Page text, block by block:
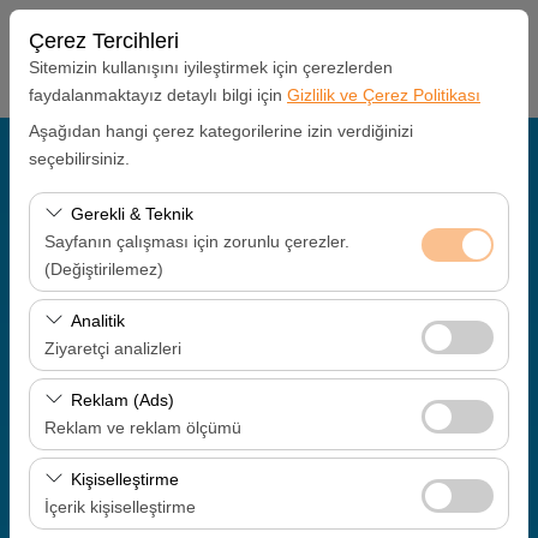
Çerez Tercihleri
Sitemizin kullanışını iyileştirmek için çerezlerden
faydalanmaktayız detaylı bilgi için Gizlilik ve Çerez Politikası
Aşağıdan hangi çerez kategorilerine izin verdiğinizi
seçebilirsiniz.
Gerekli & Teknik
Sayfanın çalışması için zorunlu çerezler.
(Değiştirilemez)
Bu çerezler sitenin doğru şekilde çalışması, güvenlik,
oturum yönetimi ve temel işlevler için gereklidir. Devre
dışı bırakılamaz.
Analitik
Ziyaretçi analizleri
Bu çerezler, sitemizin nasıl kullanıldığını (ziyaretçi sayısı,
en çok ziyaret edilen sayfalar, kullanıcı davranışları)
analiz etmemizi sağlar. Bu veriler, web sitesi
performansını ölçmek ve kullanıcı deneyimini sürekli
iyileştirmek için kullanılır.
Reklam (Ads)
Reklam ve reklam ölçümü
Bu çerezler, size ilgi alanlarınıza uygun kişiselleştirilmiş
reklamlar göstermemize ve reklam kampanyalarımızın
etkinliğini (gösterim sayısı, tıklama oranı) ölçmemize
Kişiselleştirme
İçerik kişiselleştirme
Alış Lokasyonu
Kayseri Havalimanı
Aracı farklı bir lokasyona bırakacağım
Alış Tarih & Saat
09:00
Bırakış Tarih & Saat